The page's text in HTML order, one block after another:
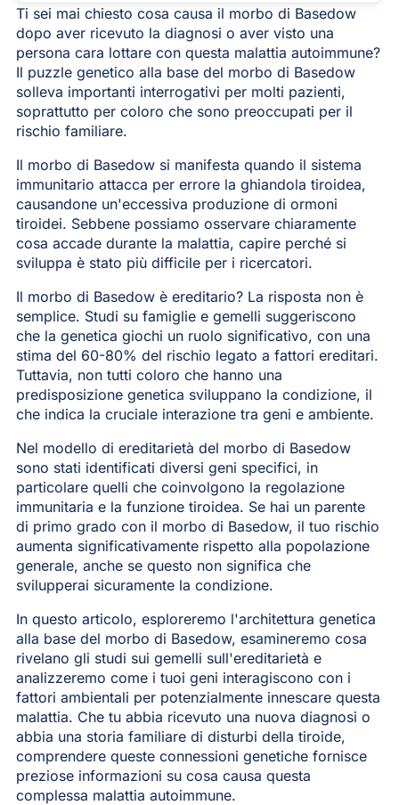
LINK TOC
Ti sei mai chiesto cosa causa il morbo di Basedow
dopo aver ricevuto la diagnosi o aver visto una
persona cara lottare con questa malattia autoimmune?
Il puzzle genetico alla base del morbo di Basedow
solleva importanti interrogativi per molti pazienti,
soprattutto per coloro che sono preoccupati per il
rischio familiare.
Il morbo di Basedow si manifesta quando il sistema
immunitario attacca per errore la ghiandola tiroidea,
causandone un'eccessiva produzione di ormoni
tiroidei. Sebbene possiamo osservare chiaramente
cosa accade durante la malattia, capire perché si
sviluppa è stato più difficile per i ricercatori.
Il morbo di Basedow è ereditario? La risposta non è
semplice. Studi su famiglie e gemelli suggeriscono
che la genetica giochi un ruolo significativo, con una
stima del 60-80% del rischio legato a fattori ereditari.
Tuttavia, non tutti coloro che hanno una
predisposizione genetica sviluppano la condizione, il
che indica la cruciale interazione tra geni e ambiente.
Nel modello di ereditarietà del morbo di Basedow
sono stati identificati diversi geni specifici, in
particolare quelli che coinvolgono la regolazione
immunitaria e la funzione tiroidea. Se hai un parente
di primo grado con il morbo di Basedow, il tuo rischio
aumenta significativamente rispetto alla popolazione
generale, anche se questo non significa che
svilupperai sicuramente la condizione.
In questo articolo, esploreremo l'architettura genetica
alla base del morbo di Basedow, esamineremo cosa
rivelano gli studi sui gemelli sull'ereditarietà e
analizzeremo come i tuoi geni interagiscono con i
fattori ambientali per potenzialmente innescare questa
malattia. Che tu abbia ricevuto una nuova diagnosi o
abbia una storia familiare di disturbi della tiroide,
comprendere queste connessioni genetiche fornisce
preziose informazioni su cosa causa questa
complessa malattia autoimmune.